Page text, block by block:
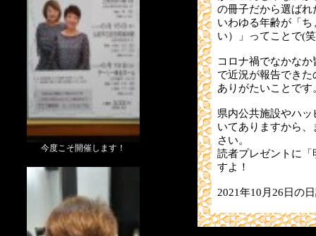
今度こそ開催します！
の冊子だから選ばれ
いわゆる年齢が「
い）」ってことで(
コロナ禍でなかな
で近況が報告でき
ありがたいことです
県内公共施設やハ
いてありますから
さい。
読者プレゼントに
すよ！
2021年10月26日の